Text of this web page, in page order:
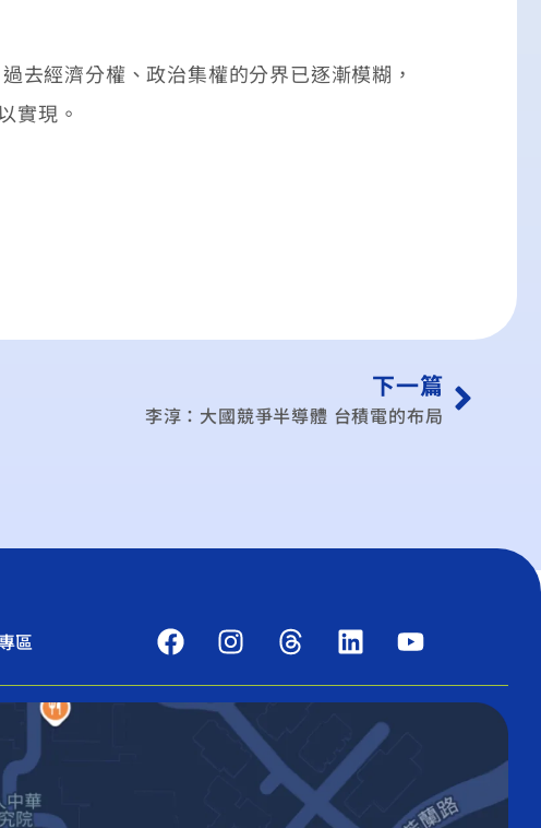
經濟分權、政治集權的分界已逐漸模糊，
實現。
下一篇
李淳：大國競爭半導體 台積電的布局
區